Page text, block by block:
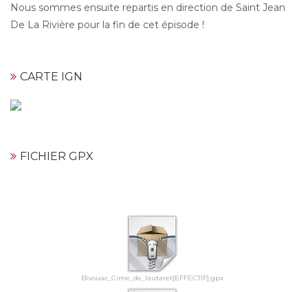
Nous sommes ensuite repartis en direction de Saint Jean
De La Rivière pour la fin de cet épisode !
CARTE IGN
FICHIER GPX
Bivouac_Cime_de_lautaret[EFFECTIF].gpx